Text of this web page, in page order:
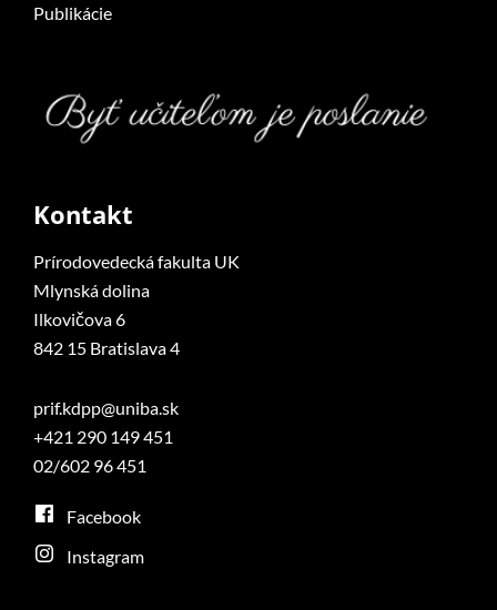
Publikácie
Kontakt
Prírodovedecká fakulta UK
Mlynská dolina
Ilkovičova 6
842 15 Bratislava 4
prif.kdpp@uniba.sk
+421 290 149 451
02/602 96 451
Facebook
Instagram